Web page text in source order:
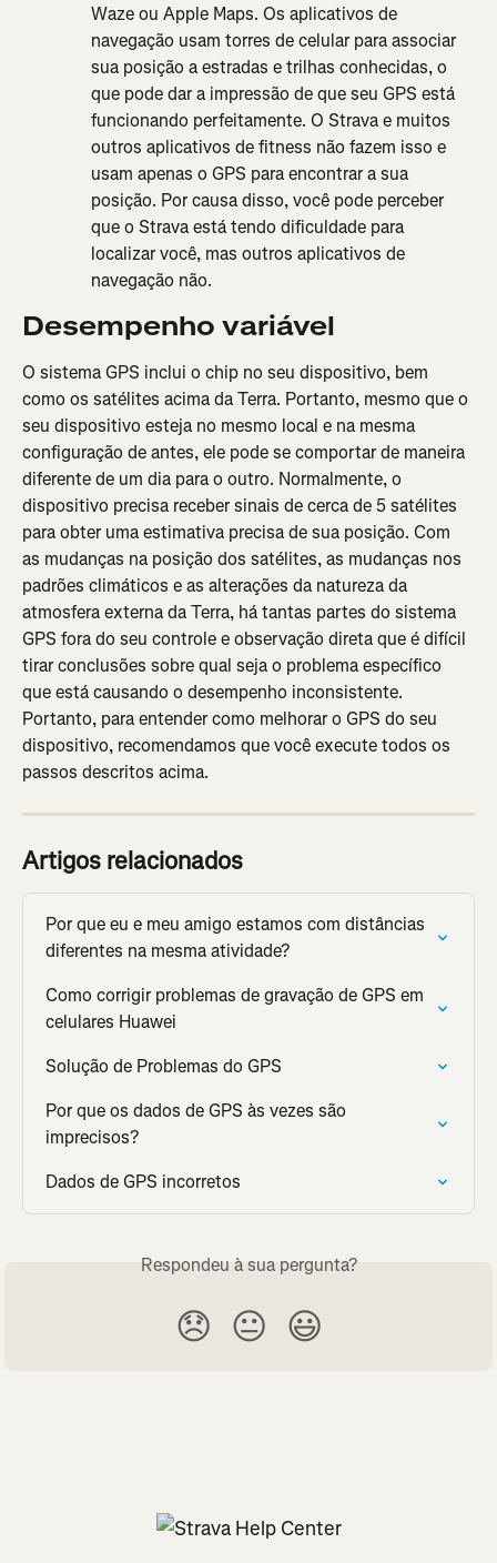
Waze ou Apple Maps. Os aplicativos de
navegação usam torres de celular para associar
sua posição a estradas e trilhas conhecidas, o
que pode dar a impressão de que seu GPS está
funcionando perfeitamente. O Strava e muitos
outros aplicativos de fitness não fazem isso e
usam apenas o GPS para encontrar a sua
posição. Por causa disso, você pode perceber
que o Strava está tendo dificuldade para
localizar você, mas outros aplicativos de
navegação não.
Desempenho variável
O sistema GPS inclui o chip no seu dispositivo, bem
como os satélites acima da Terra. Portanto, mesmo que o
seu dispositivo esteja no mesmo local e na mesma
configuração de antes, ele pode se comportar de maneira
diferente de um dia para o outro. Normalmente, o
dispositivo precisa receber sinais de cerca de 5 satélites
para obter uma estimativa precisa de sua posição. Com
as mudanças na posição dos satélites, as mudanças nos
padrões climáticos e as alterações da natureza da
atmosfera externa da Terra, há tantas partes do sistema
GPS fora do seu controle e observação direta que é difícil
tirar conclusões sobre qual seja o problema específico
que está causando o desempenho inconsistente.
Portanto, para entender como melhorar o GPS do seu
dispositivo, recomendamos que você execute todos os
passos descritos acima.
Artigos relacionados
Por que eu e meu amigo estamos com distâncias
diferentes na mesma atividade?
Como corrigir problemas de gravação de GPS em
celulares Huawei
Solução de Problemas do GPS
Por que os dados de GPS às vezes são
imprecisos?
Dados de GPS incorretos
Respondeu à sua pergunta?
😞 😐 😃